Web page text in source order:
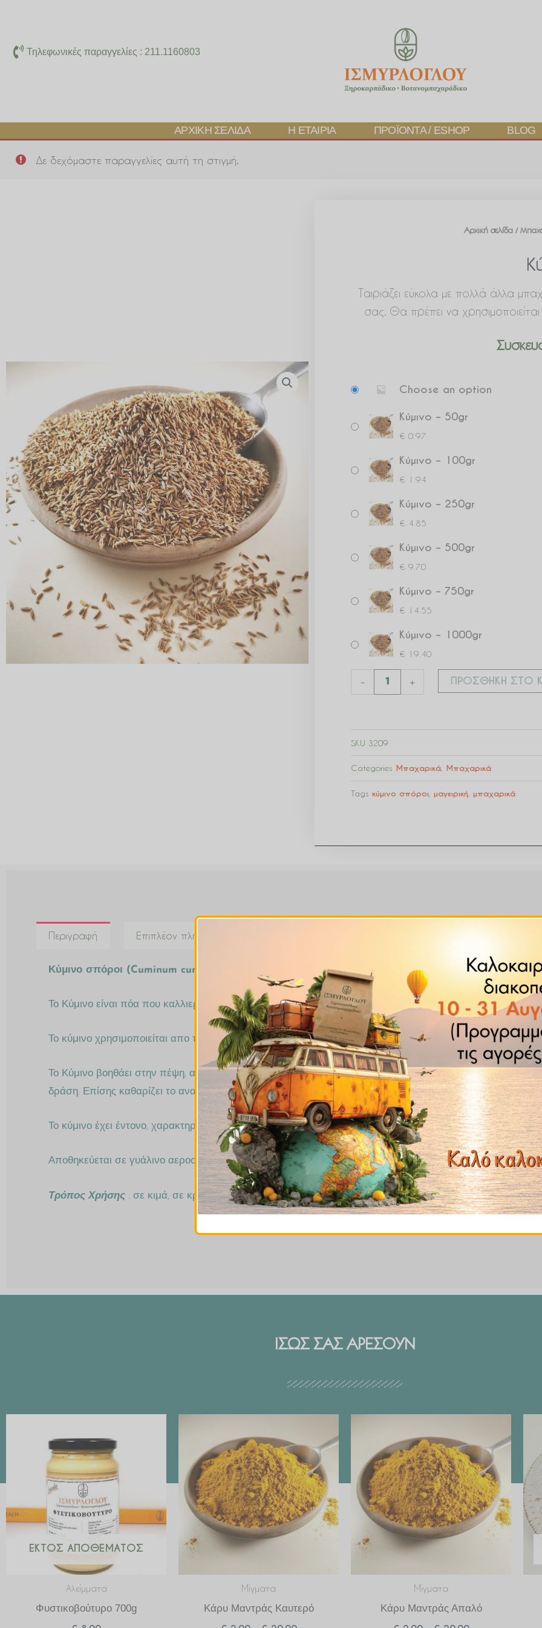
περιεχόμενο
Τηλεφωνικές παραγγελίες : 211.1160803
ΑΡΧΙΚΉ ΣΕΛΊΔΑ Η ΕΤΑΙΡΊΑ ΠΡΟΪΌΝΤΑ / ESHOP BLOG
Δε δεχόμαστε παραγγελίες αυτή τη στιγμή.
Αρχική σελίδα/
Ταιριάζει εύκολα με πολλά άλλα
σας. Θα πρέπει να χρησιμοποιείται
Choose an option
Κύμινο – 50gr
€ 0.97
Κύμινο – 100gr
€ 1.94
Κύμινο – 250gr
€ 4.85
Κύμινο – 500gr
€ 9.70
Κύμινο – 750gr
€ 14.55
Κύμινο – 1000gr
€ 19.40
-
ποσότητα
+ ΠΡΟΣΘΉΚΗ ΣΤΟ
SKU 3209
Categories Μπαχαρικά Μπαχαρικά
Tags κύμινο σπόροι μαγειρική μπαχαρικά
Περιγραφή Επιπλέον πληροφορίες
Κύμινο σπόροι (Cuminum cuminum)
Το Κύμινο είναι πόα που καλλιεργείται κυρίως στην Νότια Αφρική, την Αίγυπτο, την Ινδία και το Μεξικό.
Το κύμινο χρησιμοποιείται απο την αρχαία Αίγυπτο σαν γιατρικό, επιπλέον το έβαζαν και στις
Το Κύμινο βοηθάει στην πέψη, ανακουφίζει απο κολικούς του εντέρου και απο διάρροια. Το μάσιμα των
δράση. Επίσης καθαρίζει το αναπνευστικό σύστημα.
Το κύμινο έχει έντονο, χαρακτηριστικό και ευχάριστο άρωμα. Είναι βασικό συστατικό των ινδικών
Αποθηκεύεται σε γυάλινο αεροστεγές βάζο, σε σκιερό και δροσερό μέρος.
Τρόπος Χρήσης : σε κιμά, σε κρεατικά, σε λαχανικά, σε ρύζι, ψωμί και τυριά.
ΙΣΩΣ ΣΑΣ ΑΡΕΣΟΥΝ
ΕΚΤΌΣ ΑΠΟΘΈΜΑΤΟΣ
Αλείμματα
Φυστικοβούτυρο 700g
Μίγματα
Κάρυ Μαντράς Καυτερό
€ 2.99
through
€ 29.90
Μίγματα
Κάρυ Μαντράς Απαλό
€ 2.99
through
€ 29.90